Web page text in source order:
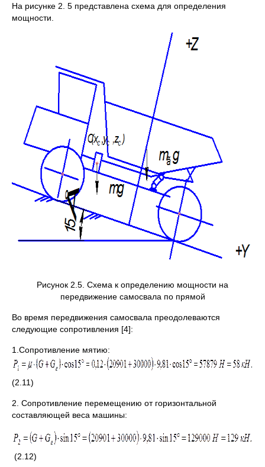
На рисунке 2. 5 представлена схема для определения
мощности.
Рисунок 2.5. Схема к определению мощности на
передвижение самосвала по прямой
Во время передвижения самосвала преодолеваются
следующие сопротивления [4]:
1.Сопротивление мятию:
(2.11)
2. Сопротивление перемещению от горизонтальной
составляющей веса машины:
(2.12)